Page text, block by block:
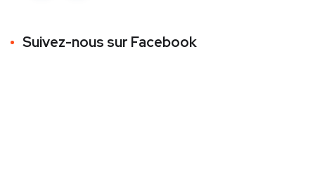
Suivez-nous sur Facebook